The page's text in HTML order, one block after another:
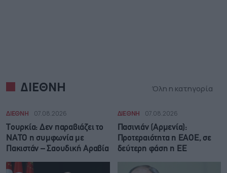
ΔΙΕΘΝΗ Όλη η κατηγορία
ΔΙΕΘΝΗ 07.08.2026
Τουρκία: Δεν παραβιάζει το
ΝΑΤΟ η συμφωνία με
Πακιστάν – Σαουδική Αραβία
ΔΙΕΘΝΗ 07.08.2026
Πασινιάν (Αρμενία):
Προτεραιότητα η ΕΑΟΕ, σε
δεύτερη φάση η ΕΕ